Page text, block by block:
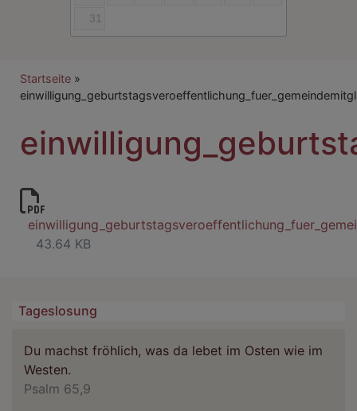
31
Breadcrumb
Startseite
43.64 KB
Tageslosung
Du machst fröhlich, was da lebet im Osten wie im
Westen.
Psalm 65,9